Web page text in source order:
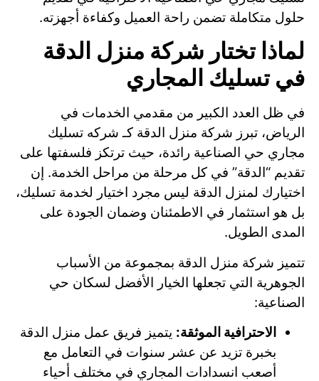
حلول متكاملة تضمن راحة العميل وكفاءة أجهزته.
لماذا تختار شركة منزل الدقة
في تسليك المجاري
في ظل العدد الكبير من مقدمي الخدمات في
الرياض، تبرز شركة منزل الدقة كـ شركه تسليك
مجاري حي الصناعية رائدة، حيث ترتكز فلسفتها على
تقديم “الدقة” في كل مرحلة من مراحل الخدمة. إن
اختيارك لمنزل الدقة ليس مجرد اختيار لخدمة تسليك،
بل هو استثمار في الاطمئنان وضمان الجودة على
المدى الطويل.
تتميز شركة منزل الدقة بمجموعة من الأسباب
الجوهرية التي تجعلها الخيار الأفضل لسكان حي
الصناعية:
الاحترافية الموثقة: يتميز فريق عمل منزل الدقة
بخبرة تزيد عن عشر سنوات في التعامل مع
أصعب انسدادات المجاري في مختلف أحياء